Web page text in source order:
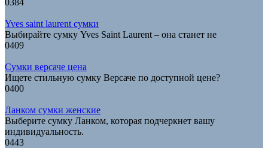
Yves saint laurent сумки
Выбирайте сумку Yves Saint Laurent – она станет не
0409
Сумки версаче цена
Ищете стильную сумку Версаче по доступной цене?
0400
Ланком сумки женские
Выберите сумку Ланком, которая подчеркнет вашу
индивидуальность.
0443